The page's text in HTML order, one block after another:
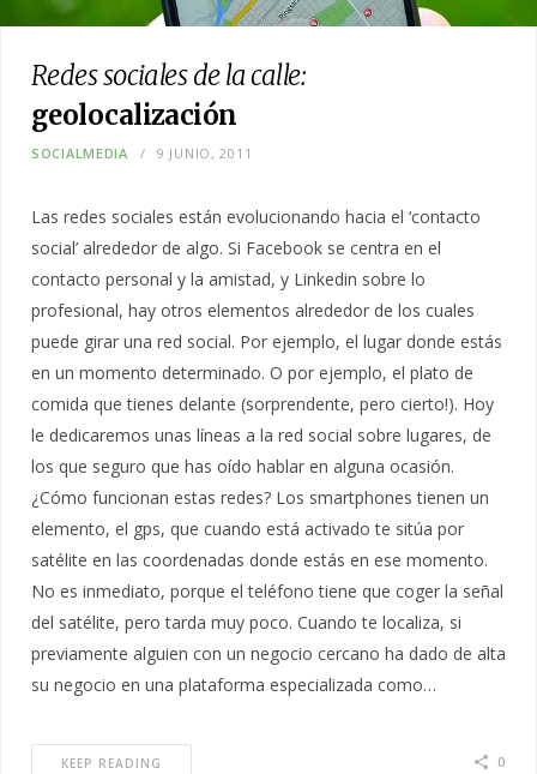
Redes sociales de la calle:
geolocalización
SOCIALMEDIA 9 JUNIO, 2011
Las redes sociales están evolucionando hacia el ‘contacto
social’ alrededor de algo. Si Facebook se centra en el
contacto personal y la amistad, y Linkedin sobre lo
profesional, hay otros elementos alrededor de los cuales
puede girar una red social. Por ejemplo, el lugar donde estás
en un momento determinado. O por ejemplo, el plato de
comida que tienes delante (sorprendente, pero cierto!). Hoy
le dedicaremos unas líneas a la red social sobre lugares, de
los que seguro que has oído hablar en alguna ocasión.
¿Cómo funcionan estas redes? Los smartphones tienen un
elemento, el gps, que cuando está activado te sitúa por
satélite en las coordenadas donde estás en ese momento.
No es inmediato, porque el teléfono tiene que coger la señal
del satélite, pero tarda muy poco. Cuando te localiza, si
previamente alguien con un negocio cercano ha dado de alta
su negocio en una plataforma especializada como…
KEEP READING 0